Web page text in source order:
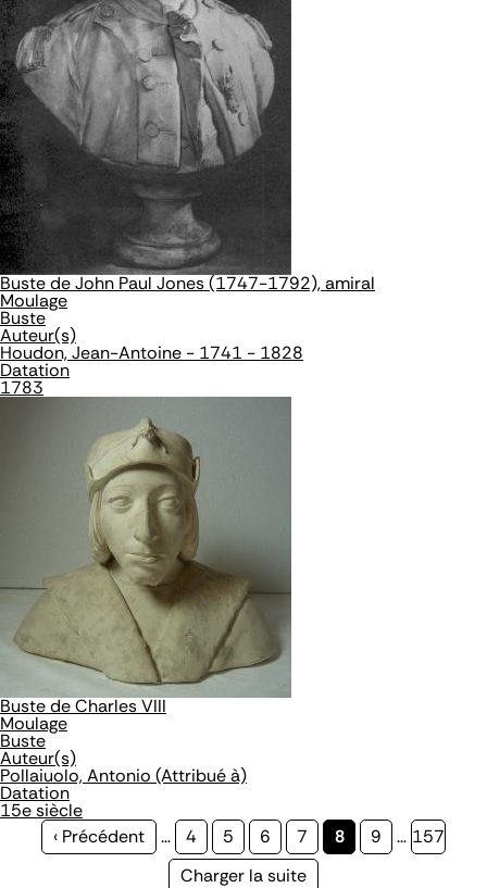
Buste de John Paul Jones (1747-1792), amiral
Moulage
Buste
Auteur(s)
Houdon, Jean-Antoine - 1741 - 1828
Datation
1783
Buste de Charles VIII
Moulage
Buste
Auteur(s)
Pollaiuolo, Antonio (Attribué à)
Datation
15e siècle
Page
‹ Précédent … Page
4 Page
5 Page
6 Page
7
Page
8 Page
9 … Page
157
Page
Charger la suite